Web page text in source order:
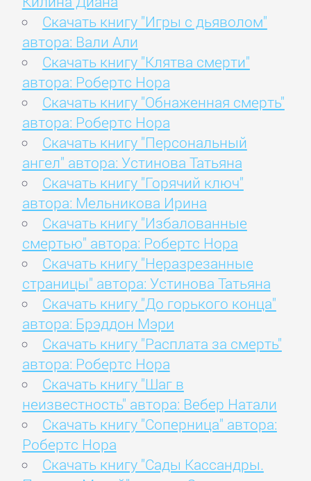
Скачать книгу "Игры с дьяволом"
автора: Вали Али
Скачать книгу "Клятва смерти"
автора: Робертс Нора
Скачать книгу "Обнаженная смерть"
автора: Робертс Нора
Скачать книгу "Персональный
ангел" автора: Устинова Татьяна
Скачать книгу "Горячий ключ"
автора: Мельникова Ирина
Скачать книгу "Избалованные
смертью" автора: Робертс Нора
Скачать книгу "Неразрезанные
страницы" автора: Устинова Татьяна
Скачать книгу "До горького конца"
автора: Брэддон Мэри
Скачать книгу "Расплата за смерть"
автора: Робертс Нора
Скачать книгу "Шаг в
неизвестность" автора: Вебер Натали
Скачать книгу "Соперница" автора:
Робертс Нора
Скачать книгу "Сады Кассандры.